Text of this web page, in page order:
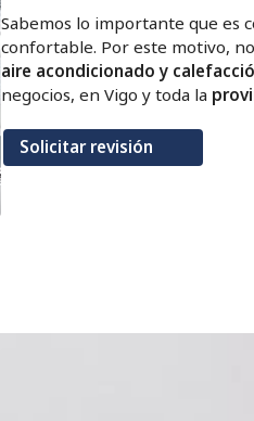
Sabemos lo importante que es
confortable. Por este motivo,
aire acondicionado y
negocios, en Vigo y toda la
Solicitar revisión